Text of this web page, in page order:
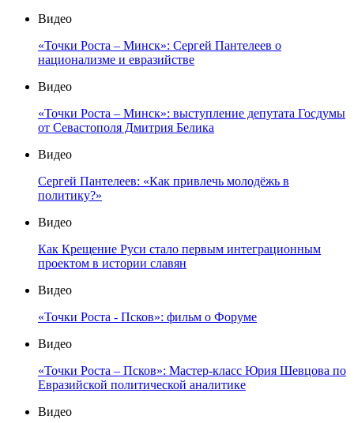
Видео
«Точки Роста – Минск»: Сергей Пантелеев о
национализме и евразийстве
Видео
«Точки Роста – Минск»: выступление депутата Госдумы
от Севастополя Дмитрия Белика
Видео
Сергей Пантелеев: «Как привлечь молодёжь в
политику?»
Видео
Как Крещение Руси стало первым интеграционным
проектом в истории славян
Видео
«Точки Роста - Псков»: фильм о Форуме
Видео
«Точки Роста – Псков»: Мастер-класс Юрия Шевцова по
Евразийской политической аналитике
Видео